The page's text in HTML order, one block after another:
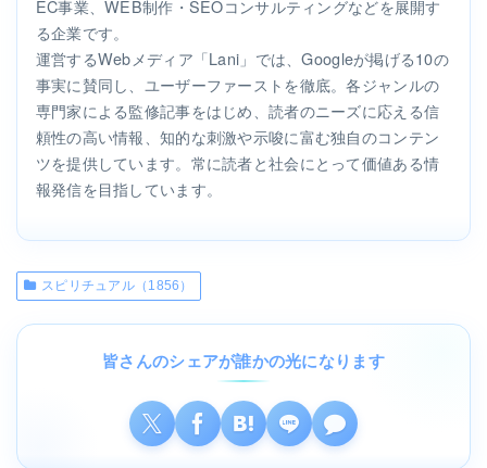
EC事業、WEB制作・SEOコンサルティングなどを展開す
る企業です。
運営するWebメディア「Lani」では、Googleが掲げる10の
事実に賛同し、ユーザーファーストを徹底。各ジャンルの
専門家による監修記事をはじめ、読者のニーズに応える信
頼性の高い情報、知的な刺激や示唆に富む独自のコンテン
ツを提供しています。常に読者と社会にとって価値ある情
報発信を目指しています。
スピリチュアル（1856）
皆さんのシェアが誰かの光になります